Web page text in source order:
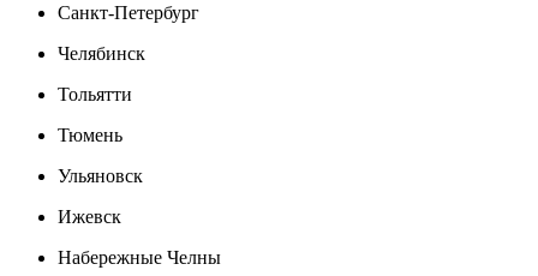
Санкт-Петербург
Челябинск
Тольятти
Тюмень
Ульяновск
Ижевск
Набережные Челны